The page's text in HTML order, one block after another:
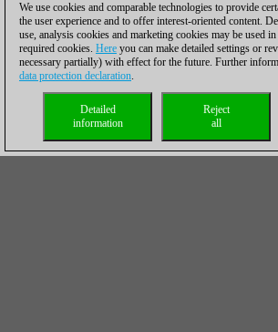
We use cookies and comparable technologies to provide
the user experience and to offer interest-oriented content.
use, analysis cookies and marketing cookies may be used
required cookies. Here you can make detailed settings or
necessary partially) with effect for the future. Further
data protection declaration.
Reject
all
Detailed
information